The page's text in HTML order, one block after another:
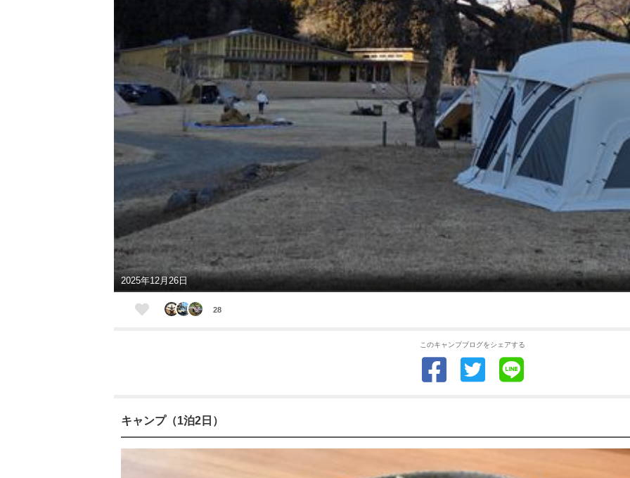
2025年12月26日
28
このキャンプブログをシェアする
キャンプ（1泊2日）